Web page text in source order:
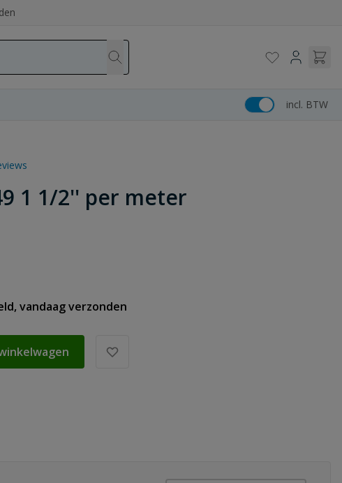
incl. BTW
1 1/2'' per meter
vandaag verzonden